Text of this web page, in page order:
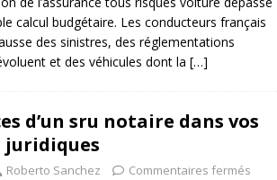
calcul budgétaire. Les conducteurs français
des sinistres, des réglementations
et des véhicules dont la […]
d’un sru notaire dans vos
juridiques
Roberto Sanchez Commentaires fermés